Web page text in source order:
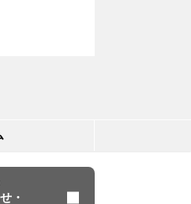
・